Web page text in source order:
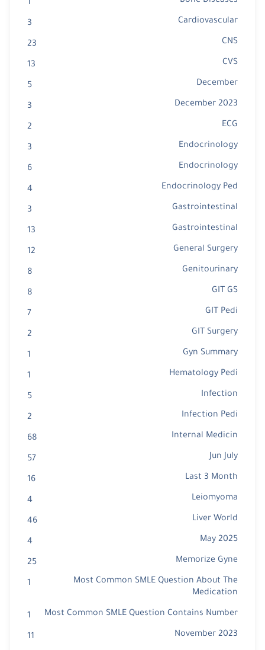
1
Cardiovascular
3
CNS
23
CVS
13
December
5
December 2023
3
ECG
2
Endocrinology
3
Endocrinology
6
Endocrinology Ped
4
Gastrointestinal
3
Gastrointestinal
13
General Surgery
12
Genitourinary
8
GIT GS
8
GIT Pedi
7
GIT Surgery
2
Gyn Summary
1
Hematology Pedi
1
Infection
5
Infection Pedi
2
Internal Medicin
68
Jun July
57
Last 3 Month
16
Leiomyoma
4
Liver World
46
May 2025
4
Memorize Gyne
25
Most Common SMLE Question About The
Medication
1
Most Common SMLE Question Contains Number
1
November 2023
11